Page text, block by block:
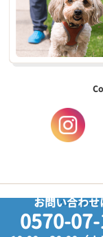
お問い合わせ
0570-
Copyright ©